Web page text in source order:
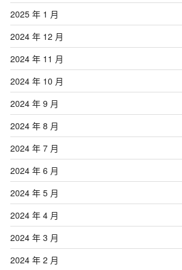
2025 年 1 月
2024 年 12 月
2024 年 11 月
2024 年 10 月
2024 年 9 月
2024 年 8 月
2024 年 7 月
2024 年 6 月
2024 年 5 月
2024 年 4 月
2024 年 3 月
2024 年 2 月